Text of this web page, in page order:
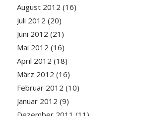
August 2012 (16)
Juli 2012 (20)
Juni 2012 (21)
Mai 2012 (16)
April 2012 (18)
März 2012 (16)
Februar 2012 (10)
Januar 2012 (9)